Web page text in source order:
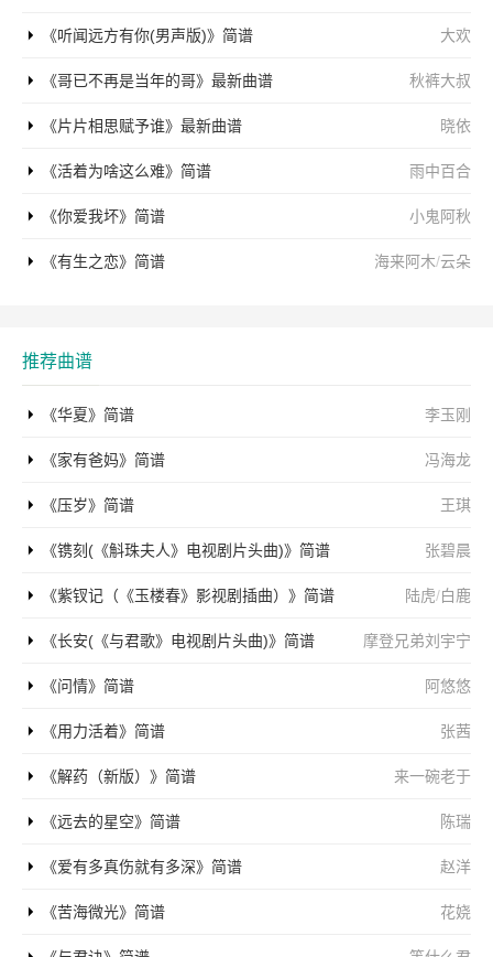
大欢
《听闻远方有你(男声版)》简谱
秋裤大叔
《哥已不再是当年的哥》最新曲谱
晓依
《片片相思赋予谁》最新曲谱
雨中百合
《活着为啥这么难》简谱
小鬼阿秋
《你爱我坏》简谱
海来阿木/云朵
《有生之恋》简谱
推荐曲谱
李玉刚
《华夏》简谱
冯海龙
《家有爸妈》简谱
王琪
《压岁》简谱
张碧晨
《镌刻(《斛珠夫人》电视剧片头曲)》简谱
陆虎/白鹿
《紫钗记（《玉楼春》影视剧插曲）》简谱
摩登兄弟刘宇宁
《长安(《与君歌》电视剧片头曲)》简谱
阿悠悠
《问情》简谱
张茜
《用力活着》简谱
来一碗老于
《解药（新版）》简谱
陈瑞
《远去的星空》简谱
赵洋
《爱有多真伤就有多深》简谱
花娆
《苦海微光》简谱